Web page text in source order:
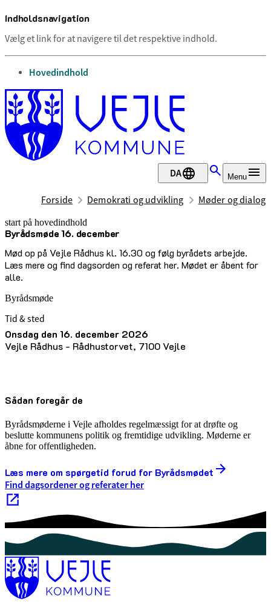
Indholdsnavigation
Vælg et link for at navigere til det respektive indhold.
gå til
Hovedindhold
DA Menu
Forside Demokrati og udvikling Møder og dialog
start på hovedindhold
Byrådsmøde 16. december
Mød op på Vejle Rådhus kl. 16.30 og følg byrådets arbejde.
Læs mere og find dagsorden og referat her. Mødet er åbent for
alle.
senest opdateret 17. februar 2026
Byrådsmøde
Tid & sted
onsdag den 16. december 2026
Vejle Rådhus - Rådhustorvet, 7100 Vejle
Sådan foregår de
Byrådsmøderne i Vejle afholdes regelmæssigt for at drøfte og
beslutte kommunens politik og fremtidige udvikling. Møderne er
åbne for offentligheden.
Læs mere om spørgetid forud for Byrådsmødet
Find dagsordener og referater her